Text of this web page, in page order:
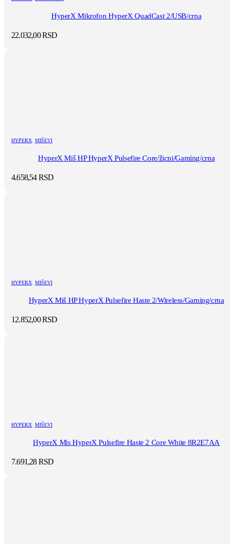
HyperX Mikrofon HyperX QuadCast 2/USB/crna
22.032,00RSD
HYPERX MIŠEVI
HyperX Miš HP HyperX Pulsefire Core/žicni/Gaming/crna
4.658,54RSD
HYPERX MIŠEVI
HyperX Miš HP HyperX Pulsefire Haste 2/Wireless/Gaming/crna
12.852,00RSD
HYPERX MIŠEVI
HyperX Mis HyperX Pulsefire Haste 2 Core White 8R2E7AA
7.691,28RSD